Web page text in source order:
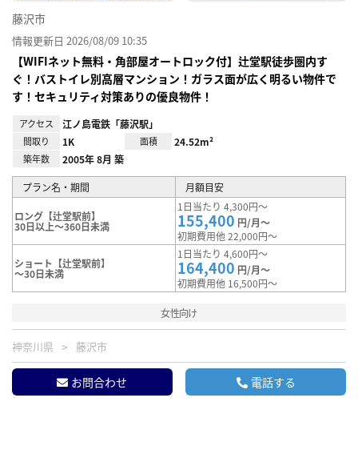
藤沢市
情報更新日 2026/08/09 10:35
【WIFIネット無料・角部屋オートロック付】辻堂駅徒歩圏内す
ぐ！バストイレ別高層マンション！ガラス面が広く明るい物件で
す！セキュリティ対策ありの優良物件！
アクセス 江ノ島電鉄「藤沢駅」
間取り 1K 面積 24.52m²
築年数 2005年 8月 築
プラン名・期間 月額目安
ロング【辻堂駅前】
30日以上～360日未満
1日当たり 4,300円～
155,400 円/月～
初期費用他 22,000円～
ショート【辻堂駅前】
～30日未満
1日当たり 4,600円～
164,400 円/月～
初期費用他 16,500円～
女性向け
神奈川県 藤沢市
お問合わせ 電話する